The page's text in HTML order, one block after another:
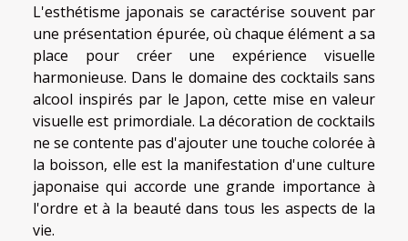
L'esthétisme japonais se caractérise souvent par
une présentation épurée, où chaque élément a sa
place pour créer une expérience visuelle
harmonieuse. Dans le domaine des cocktails sans
alcool inspirés par le Japon, cette mise en valeur
visuelle est primordiale. La décoration de cocktails
ne se contente pas d'ajouter une touche colorée à
la boisson, elle est la manifestation d'une culture
japonaise qui accorde une grande importance à
l'ordre et à la beauté dans tous les aspects de la
vie.